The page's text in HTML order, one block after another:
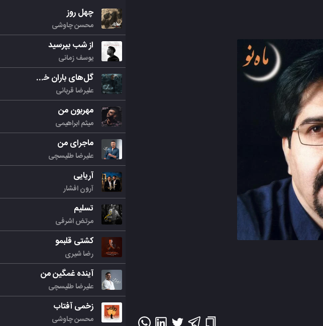
چهل روز
محسن چاوشی
از شب بپرسید
یوسف زمانی
گل‌های باران خورده
علیرضا قربانی
مهربون من
میثم ابراهیمی
ماجرای من
علیرضا طلیسچی
آریایی
آرون افشار
تسلیم
مرتض اشرفی
کشتی قلبمو
رضا شیری
آینده غمگین من
علیرضا طلیسچی
زخمی آفتاب
محسن چاوشی